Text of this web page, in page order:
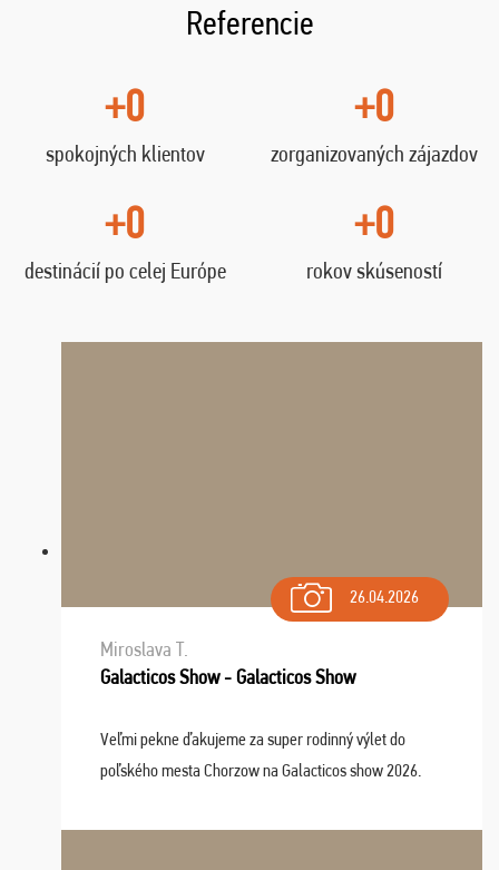
Referencie
+0
spokojných klientov
+0
zorganizovaných zájazdov
+0
destinácií po celej Európe
+0
rokov skúseností
26.04.2026
Miroslava T.
Galacticos Show - Galacticos Show
Veľmi pekne ďakujeme za super rodinný výlet do
poľského mesta Chorzow na Galacticos show 2026.
Navštívili sme aj zábavný park Legendia, previe ...